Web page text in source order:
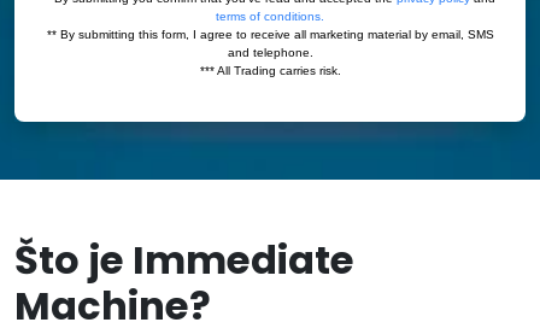
Što je Immediate
Machine?